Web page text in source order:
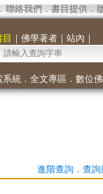
聯絡我們 ． 書目提供．
目 ｜ 佛學著者｜ 站內 ｜
系統． 全文專區 ． 數位
進階查詢． 查詢